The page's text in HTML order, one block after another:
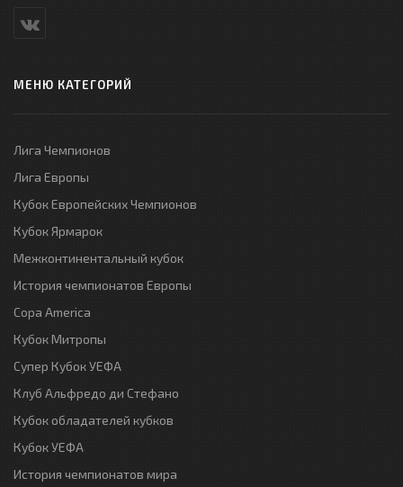
МЕНЮ КАТЕГОРИЙ
Лига Чемпионов
Лига Европы
Кубок Европейских Чемпионов
Кубок Ярмарок
Межконтинентальный кубок
История чемпионатов Европы
Copa America
Кубок Митропы
Супер Кубок УЕФА
Клуб Альфредо ди Стефано
Кубок обладателей кубков
Кубок УЕФА
История чемпионатов мира